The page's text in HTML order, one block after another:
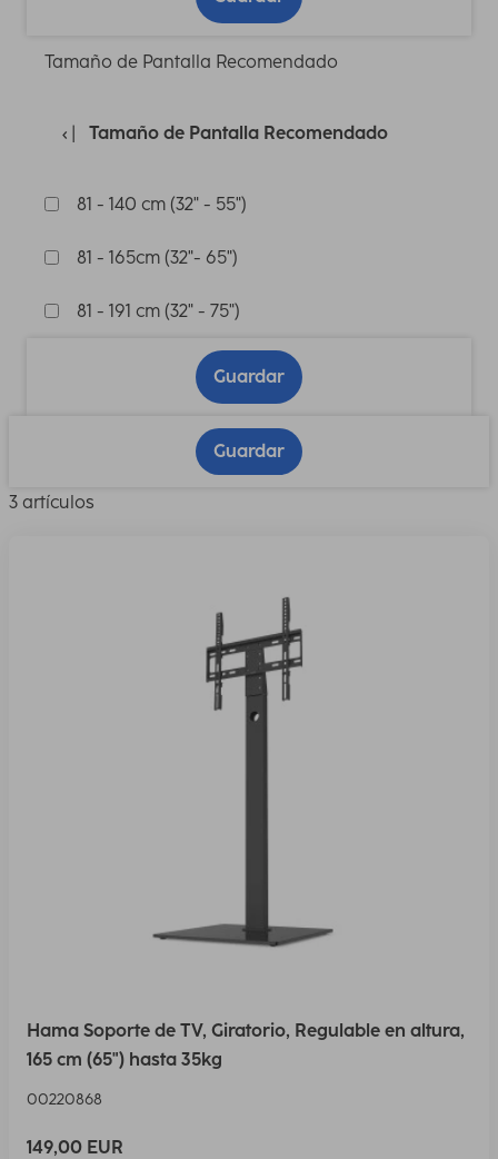
Tamaño de Pantalla Recomendado
Tamaño de Pantalla Recomendado
81 - 140 cm (32" - 55")
81 - 165cm (32"- 65")
81 - 191 cm (32" - 75")
Guardar
Guardar
3 artículos
Hama Soporte de TV, Giratorio, Regulable en altura,
165 cm (65") hasta 35kg
00220868
149,00 EUR